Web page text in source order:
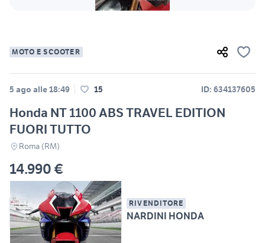
MOTO E SCOOTER
5 ago alle 18:49 15 ID: 634137605
Honda NT 1100 ABS TRAVEL EDITION
FUORI TUTTO
Roma (RM)
14.990 €
RIVENDITORE
NARDINI HONDA